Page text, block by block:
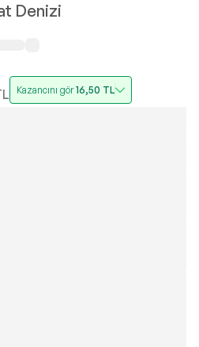
Denizi
Kazancını gör16,50 TL